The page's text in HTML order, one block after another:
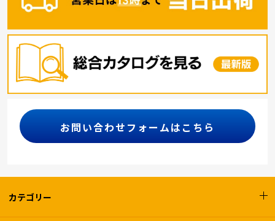
お問い合わせフォームはこちら
カテゴリー